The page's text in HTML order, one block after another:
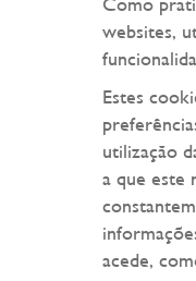
Como
websites,
Estes
utilização
a que este
acede,